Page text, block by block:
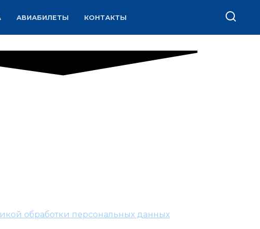
АВИАБИЛЕТЫ КОНТАКТЫ
обработки персональных данных.